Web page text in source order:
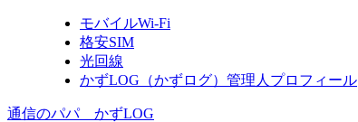
モバイルWi-Fi
格安SIM
光回線
かずLOG（かずログ）管理人プロフィール
通信のパパ かずLOG